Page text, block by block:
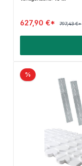
627,90 €* 797,43 €*
%